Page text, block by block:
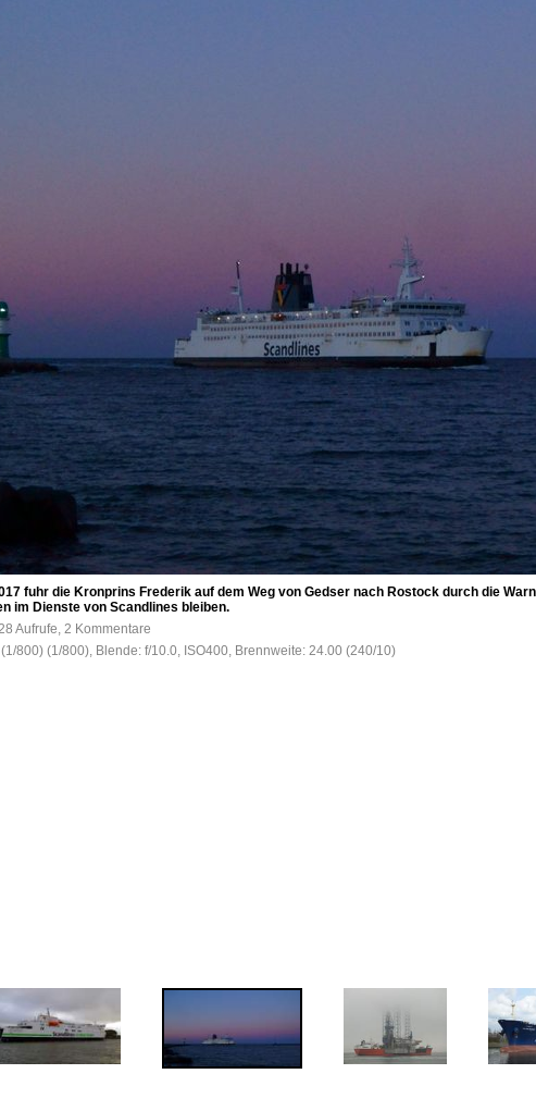
fuhr die Kronprins Frederik auf dem Weg von Gedser nach Rostock durch die
im Dienste von Scandlines bleiben.
Aufrufe, 2 Kommentare
800) (1/800), Blende: f/10.0, ISO400, Brennweite: 24.00 (240/10)